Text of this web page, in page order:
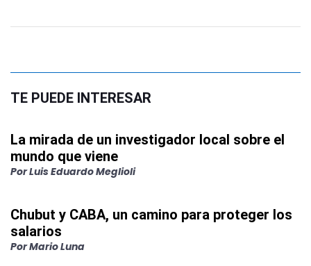
TE PUEDE INTERESAR
La mirada de un investigador local sobre el
mundo que viene
PorLuis Eduardo Meglioli
Chubut y CABA, un camino para proteger los
salarios
PorMario Luna